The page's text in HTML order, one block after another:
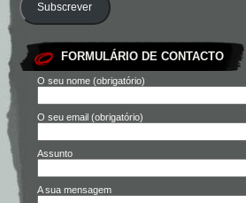
Subscrever
FORMULÁRIO DE CONTACTO
O seu nome (obrigatório)
O seu email (obrigatório)
Assunto
A sua mensagem